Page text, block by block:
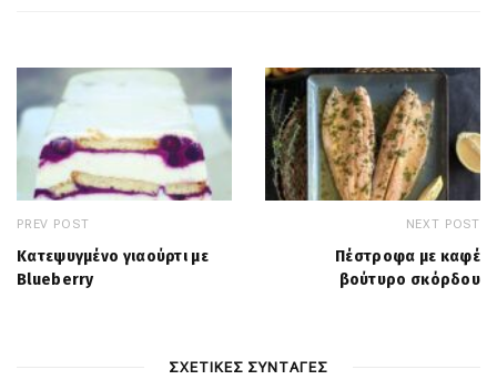
PREV POST
Κατεψυγμένο γιαούρτι με
Blueberry
NEXT POST
Πέστροφα με καφέ
βούτυρο σκόρδου
ΣΧΕΤΙΚΕΣ ΣΥΝΤΑΓΕΣ